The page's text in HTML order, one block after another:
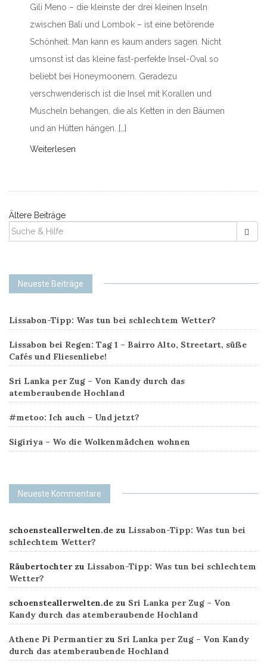
Gili Meno – die kleinste der drei kleinen Inseln
zwischen Bali und Lombok – ist eine betörende
Schönheit. Man kann es kaum anders sagen. Nicht
umsonst ist das kleine fast-perfekte Insel-Oval so
beliebt bei Honeymoonern. Geradezu
verschwenderisch ist die Insel mit Korallen und
Muscheln behangen, die als Ketten in den Bäumen
und an Hütten hängen. […]
Weiterlesen
B
i
t
r
a
g
s
-
N
v
i
g
a
t
i
o
n
Ältere Beiträge
SUCHEN
NACH:
Neueste Beiträge
Lissabon-Tipp: Was tun bei schlechtem Wetter?
Lissabon bei Regen: Tag 1 – Bairro Alto, Streetart, süße
Cafés und Fliesenliebe!
Sri Lanka per Zug – Von Kandy durch das
atemberaubende Hochland
#metoo: Ich auch – Und jetzt?
Sigiriya – Wo die Wolkenmädchen wohnen
Neueste Kommentare
schoensteallerwelten.de zu Lissabon-Tipp: Was tun bei
schlechtem Wetter?
Räubertochterzu Lissabon-Tipp: Was tun bei schlechtem
Wetter?
schoensteallerwelten.de zu Sri Lanka per Zug – Von
Kandy durch das atemberaubende Hochland
Athene Pi Permantierzu Sri Lanka per Zug – Von Kandy
durch das atemberaubende Hochland